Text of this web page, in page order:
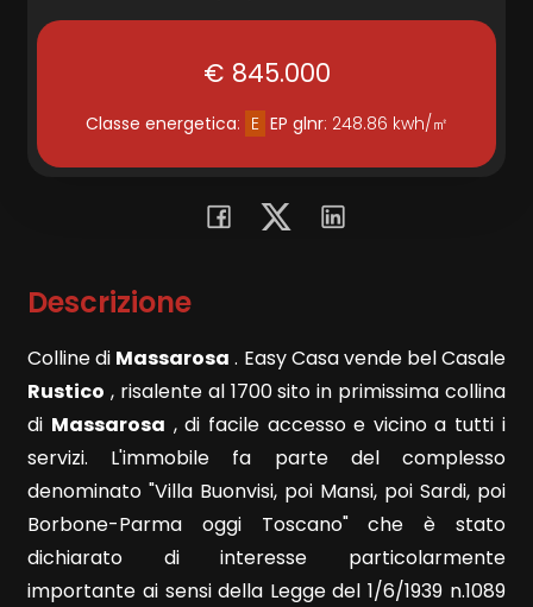
€ 845.000
Classe energetica: E EP glnr: 248.86 kwh/㎡
Descrizione
Colline di Massarosa . Easy Casa vende bel Casale
Rustico , risalente al 1700 sito in primissima collina
di Massarosa , di facile accesso e vicino a tutti i
servizi. L'immobile fa parte del complesso
denominato "Villa Buonvisi, poi Mansi, poi Sardi, poi
Borbone-Parma oggi Toscano" che è stato
dichiarato di interesse particolarmente
importante ai sensi della Legge del 1/6/1939 n.1089
Terreni
Totale
mq